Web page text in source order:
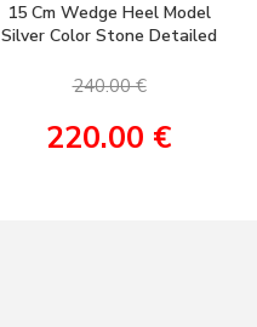
15 Cm Wedge Heel Model
Silver Color Stone Detailed
Engagement Shoes
240.00 €
220.00 €